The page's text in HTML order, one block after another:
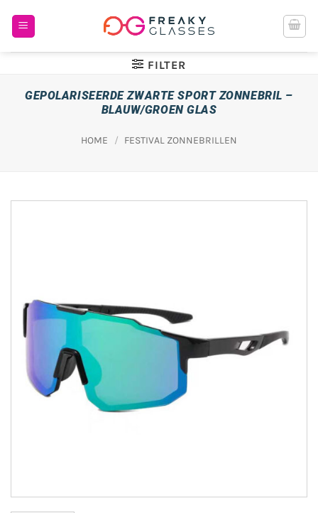
naar
FILTER
GEPOLARISEERDE ZWARTE SPORT ZONNEBRIL –
BLAUW/GROEN GLAS
HOME / FESTIVAL ZONNEBRILLEN